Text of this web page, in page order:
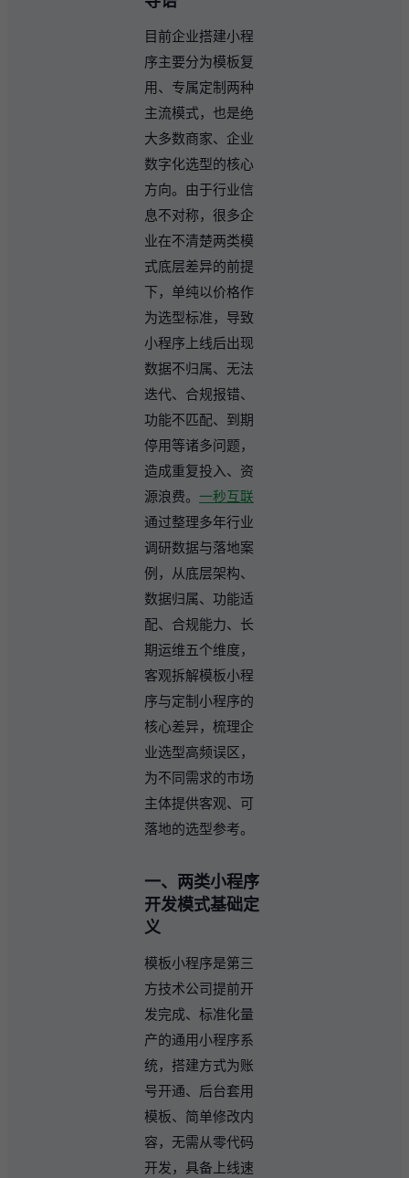
目前企业搭建小程
序主要分为模板复
用、专属定制两种
主流模式，也是绝
大多数商家、企业
数字化选型的核心
方向。由于行业信
息不对称，很多企
业在不清楚两类模
式底层差异的前提
下，单纯以价格作
为选型标准，导致
小程序上线后出现
数据不归属、无法
迭代、合规报错、
功能不匹配、到期
停用等诸多问题，
造成重复投入、资
源浪费。 一秒互联
通过整理多年行业
调研数据与落地案
例，从底层架构、
数据归属、功能适
配、合规能力、长
期运维五个维度，
客观拆解模板小程
序与定制小程序的
核心差异，梳理企
业选型高频误区，
为不同需求的市场
主体提供客观、可
落地的选型参考。
一、两类小程序
开发模式基础定
义
模板小程序是第三
方技术公司提前开
发完成、标准化量
产的通用小程序系
统，搭建方式为账
号开通、后台套用
模板、简单修改内
容，无需从零代码
开发，具备上线速